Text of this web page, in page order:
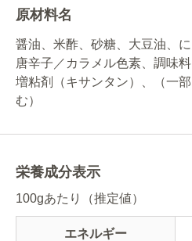
原材料名
醤油、米酢、砂糖、大豆油、
唐辛子／カラメル色素、調味
増粘剤（キサンタン）、（一
む）
栄養成分表示
100gあたり（推定値）
エネルギー